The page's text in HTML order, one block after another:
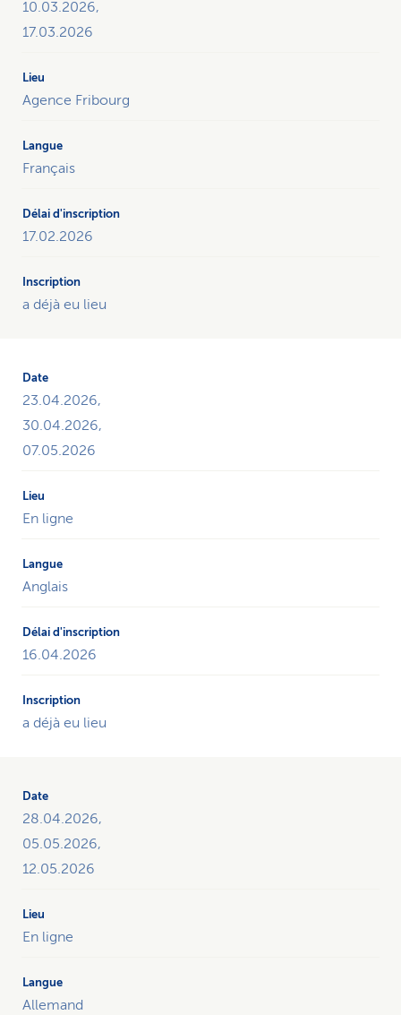
d’ensemble
thème
«Cultiver
résilience
parentale»
possibilité
s’inscrire.
10.03.2026,
17.03.2026
Agence Fribourg
Français
17.02.2026
a déjà eu lieu
23.04.2026,
30.04.2026,
07.05.2026
En ligne
Anglais
16.04.2026
a déjà eu lieu
28.04.2026,
05.05.2026,
12.05.2026
En ligne
Allemand